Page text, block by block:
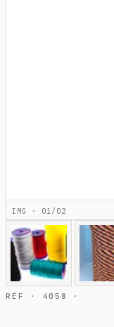
IMG · 01/02
RÉF · 4058 ·